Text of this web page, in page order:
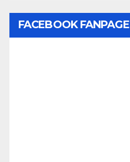
FACEBOOK FANPAGE